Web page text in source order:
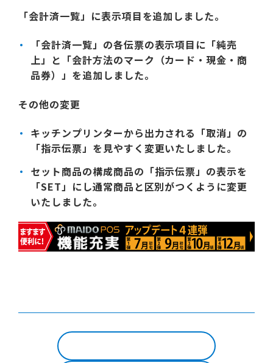
「会計済一覧」に表示項目を追加しました。
「会計済一覧」の各伝票の表示項目に「純売
上」と「会計方法のマーク（カード・現金・商
品券）」を追加しました。
その他の変更
キッチンプリンターから出力される「取消」の
「指示伝票」を見やすく変更いたしました。
セット商品の構成商品の「指示伝票」の表示を
「SET」にし通常商品と区別がつくように変更
いたしました。